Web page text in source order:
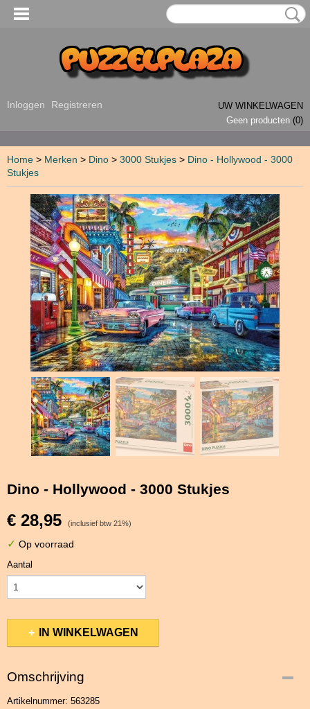
Inloggen Registreren
UW WINKELWAGEN
Geen producten (0)
Home > Merken > Dino > 3000 Stukjes > Dino - Hollywood - 3000
Stukjes
Dino - Hollywood - 3000 Stukjes
€ 28,95 (inclusief btw 21%)
✓ Op voorraad
Aantal
IN WINKELWAGEN
Omschrijving
Artikelnummer: 563285